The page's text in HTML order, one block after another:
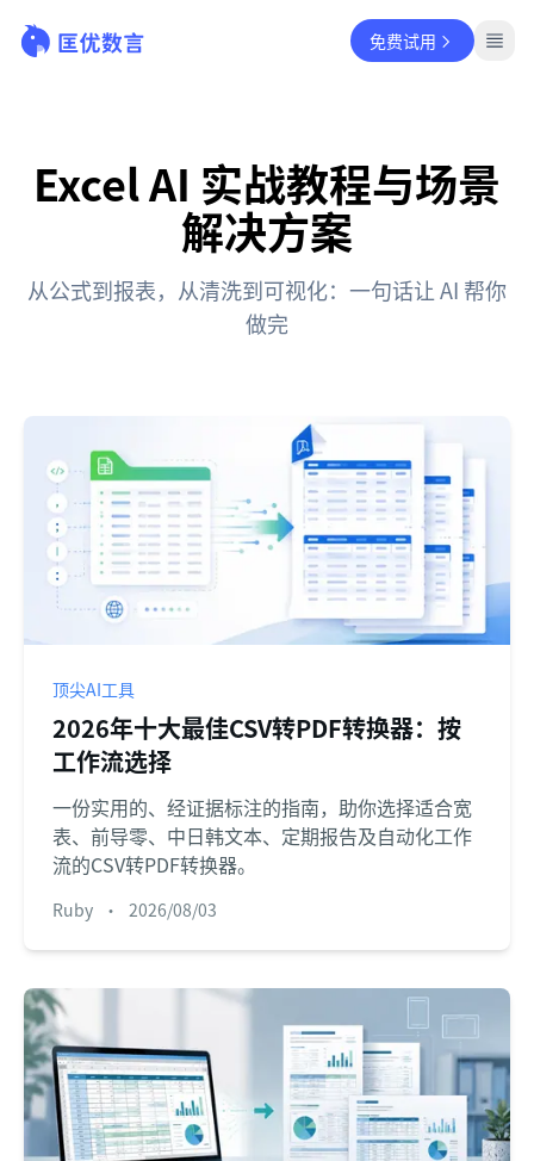
免费试用
Excel AI 实战教程与场景
解决方案
从公式到报表，从清洗到可视化：一句话让 AI 帮你
做完
顶尖AI工具
2026年十大最佳CSV转PDF转换器：按
工作流选择
一份实用的、经证据标注的指南，助你选择适合宽
表、前导零、中日韩文本、定期报告及自动化工作
流的CSV转PDF转换器。
Ruby • 2026/08/03